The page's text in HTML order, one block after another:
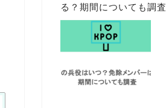
る？期間についても調査